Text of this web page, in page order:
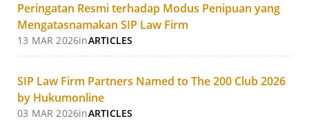
Peringatan Resmi terhadap Modus Penipuan yang
Mengatasnamakan SIP Law Firm
13 MAR 2026inARTICLES
SIP Law Firm Partners Named to The 200 Club 2026
by Hukumonline
03 MAR 2026inARTICLES